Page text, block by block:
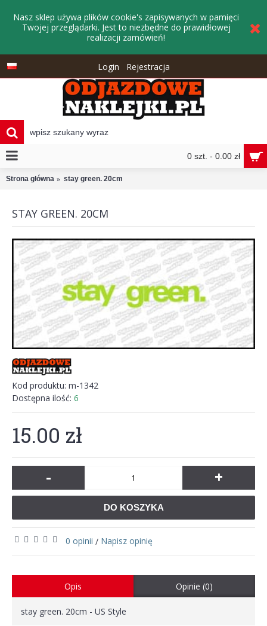
Nasz sklep używa plików cookie's zapisywanych w pamięci
Twojej przeglądarki. Jest to niezbędne do prawidłowej
realizacji zamówień!
Login Rejestracja
0 szt. - 0.00 zł
Strona główna stay green. 20cm
STAY GREEN. 20CM
Kod produktu: m-1342
Dostępna ilość: 6
15.00 zł
- +
DO KOSZYKA
0 opinii / Napisz opinię
Opis Opinie (0)
stay green. 20cm - US Style